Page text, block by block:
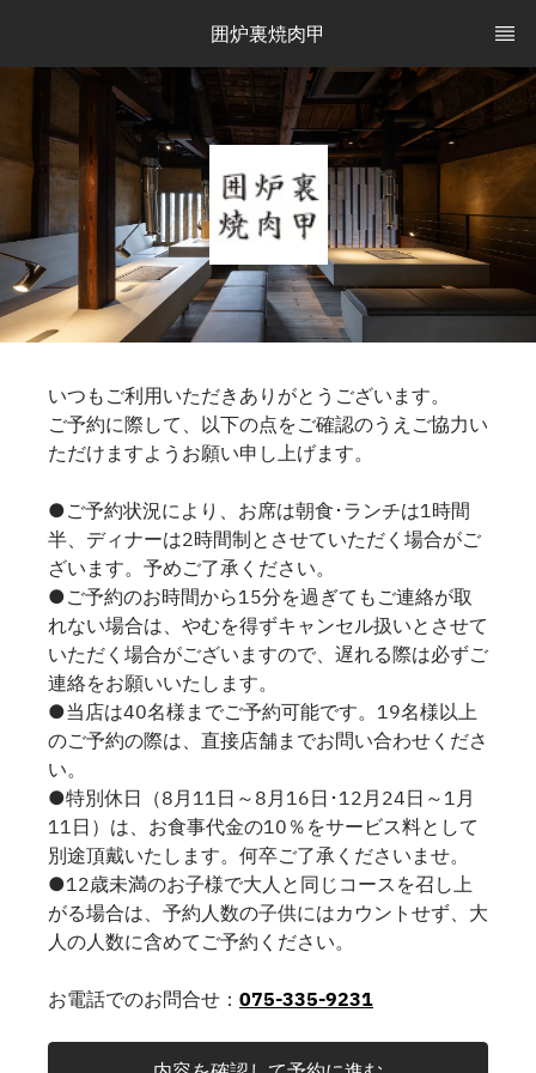
囲炉裏焼肉甲
いつもご利用いただきありがとうございます。
ご予約に際して、以下の点をご確認のうえご協力い
ただけますようお願い申し上げます。
●ご予約状況により、お席は朝食･ランチは1時間
半、ディナーは2時間制とさせていただく場合がご
ざいます。予めご了承ください。
●ご予約のお時間から15分を過ぎてもご連絡が取
れない場合は、やむを得ずキャンセル扱いとさせて
いただく場合がございますので、遅れる際は必ずご
連絡をお願いいたします。
●当店は40名様までご予約可能です。19名様以上
のご予約の際は、直接店舗までお問い合わせくださ
い。
●特別休日（8月11日～8月16日･12月24日～1月
11日）は、お食事代金の10％をサービス料として
別途頂戴いたします。何卒ご了承くださいませ。
●12歳未満のお子様で大人と同じコースを召し上
がる場合は、予約人数の子供にはカウントせず、大
人の人数に含めてご予約ください。
お電話でのお問合せ： 075-335-9231